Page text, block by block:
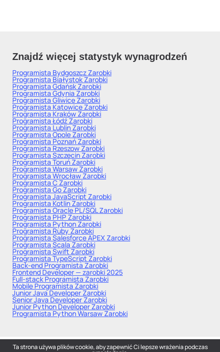
Znajdź więcej statystyk wynagrodzeń
Programista BydgoszczZarobki
Programista BiałystokZarobki
Programista GdańskZarobki
Programista GdyniaZarobki
Programista GliwiceZarobki
Programista KatowiceZarobki
Programista KrakówZarobki
Programista ŁódźZarobki
Programista LublinZarobki
Programista OpoleZarobki
Programista PoznańZarobki
Programista RzeszowZarobki
Programista SzczecinZarobki
Programista ToruńZarobki
Programista WarsawZarobki
Programista WrocławZarobki
Programista CZarobki
Programista GoZarobki
Programista JavaScriptZarobki
Programista KotlinZarobki
Programista Oracle PL/SQLZarobki
Programista PHPZarobki
Programista PythonZarobki
Programista RubyZarobki
Programista Salesforce APEXZarobki
Programista ScalaZarobki
Programista SwiftZarobki
Programista TypeScriptZarobki
Back-end ProgramistaZarobki
Frontend Developer — zarobki 2025
Full-stack ProgramistaZarobki
Mobile ProgramistaZarobki
Junior Java DeveloperZarobki
Senior Java DeveloperZarobki
Junior Python DeveloperZarobki
Programista Python WarsawZarobki
Ta strona używa plików cookie, aby zapewnić Ci lepsze wrażenia podczas